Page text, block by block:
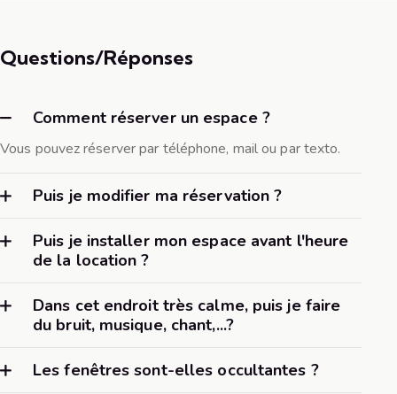
Questions/Réponses
Comment réserver un espace ?
Vous pouvez réserver par téléphone, mail ou par texto.
Puis je modifier ma réservation ?
Puis je installer mon espace avant l'heure
de la location ?
Dans cet endroit très calme, puis je faire
du bruit, musique, chant,...?
Les fenêtres sont-elles occultantes ?